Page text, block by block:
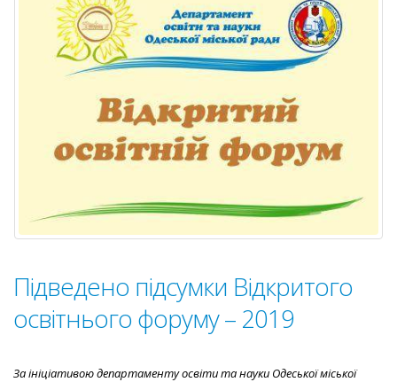
нового
навчального
року
в
Школа”
(ІСУО)
Підведено підсумки Відкритого
освітнього форуму – 2019
За ініціативою департаменту освіти та науки Одеської міської